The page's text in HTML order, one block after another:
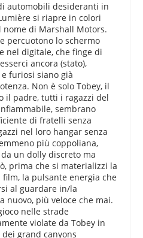
automobili desideranti in
si riapre in colori
di Marshall Motors.
percuotono lo schermo
nel digitale, che finge di
ancora (stato),
furiosi siano già
Non è solo Tobey, il
il padre, tutti i ragazzi del
sembrano
di fratelli senza
nel loro hangar senza
più coppoliana,
un dolly discreto ma
prima che si materializzi la
la pulsante energia che
al guardare in/la
nuovo, più veloce che mai.
nelle strade
violate da Tobey in
grand canyons